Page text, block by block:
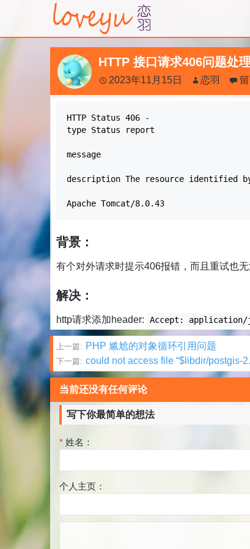
HTTP 接口请求406问题处理
2023年11月15日 恋羽
HTTP Status 406 -
type Status report
message
description The resource identified
Apache Tomcat/8.0.43
背景：
有个对外请求时提示406报错，而且重试也
解决：
http请求添加header: Accept:
文
章
分
页
上一篇: PHP 尴尬的对象循环引用问题
下一篇: could not access file “$libdir/postgis-
当前还没有任何评论
写下你最简单的想法
* 姓名：
个人主页：